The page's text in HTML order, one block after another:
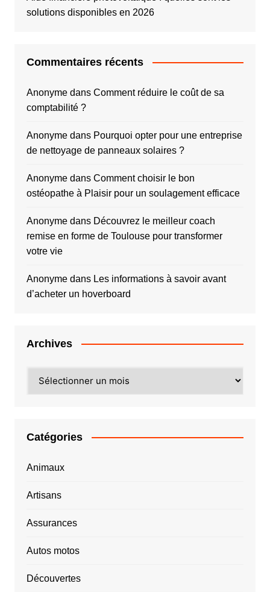
solutions disponibles en 2026
Commentaires récents
Anonymedans Comment réduire le coût de sa
comptabilité ?
Anonymedans Pourquoi opter pour une entreprise
de nettoyage de panneaux solaires ?
Anonymedans Comment choisir le bon
ostéopathe à Plaisir pour un soulagement efficace
Anonymedans Découvrez le meilleur coach
remise en forme de Toulouse pour transformer
votre vie
Anonymedans Les informations à savoir avant
d’acheter un hoverboard
Archives
Catégories
Animaux
Artisans
Assurances
Autos motos
Découvertes